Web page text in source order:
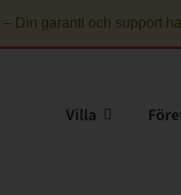
– Din garanti och support
Villa